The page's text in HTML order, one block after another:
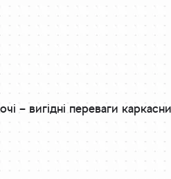
– вигідні переваги